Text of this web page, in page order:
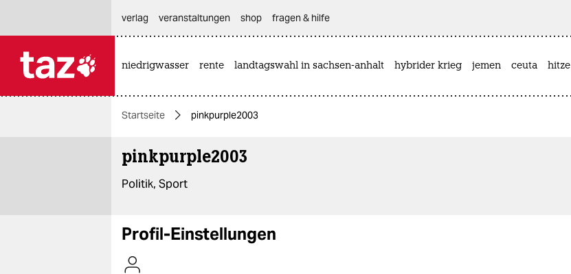
themen
politik
öko
verlag
veranstaltungen shop fragen & hilfe
niedrigwasser rente landtagswahl in sachsen-anhalt hybrider krieg jemen ceuta hitze
Startseite pinkpurple2003
pinkpurple2003
Politik, Sport
Profil-Einstellungen